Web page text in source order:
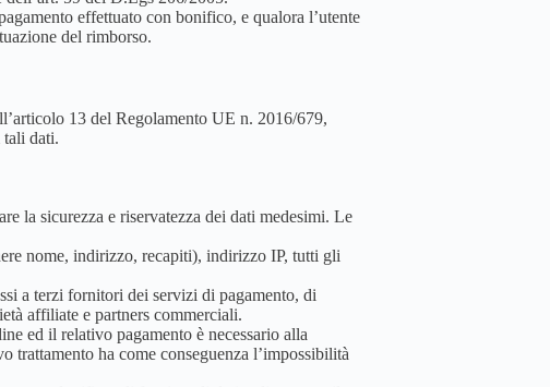
effettuato con bonifico, e qualora l’utente
del rimborso.
13 del Regolamento UE n. 2016/679,
tali dati.
la sicurezza e riservatezza dei dati medesimi. Le
nome, indirizzo, recapiti), indirizzo IP, tutti gli
a terzi fornitori dei servizi di pagamento, di
affiliate e partners commerciali.
ed il relativo pagamento è necessario alla
trattamento ha come conseguenza l’impossibilità